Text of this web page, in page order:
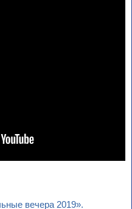
вечера 2019».